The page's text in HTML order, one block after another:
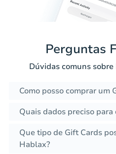
Perguntas
Dúvidas comuns
Como posso comprar um
Quais dados preciso
Que tipo de Gift Cards
Hablax?